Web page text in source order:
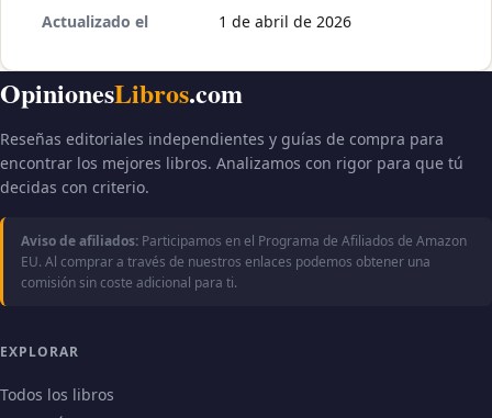
Actualizado el 1 de abril de 2026
OpinionesLibros.com
Reseñas editoriales independientes y guías de compra para
encontrar los mejores libros. Analizamos con rigor para que tú
decidas con criterio.
Aviso de afiliados: Participamos en el Programa de Afiliados de Amazon
EU. Al comprar a través de nuestros enlaces podemos obtener una
comisión sin coste adicional para ti.
EXPLORAR
Todos los libros